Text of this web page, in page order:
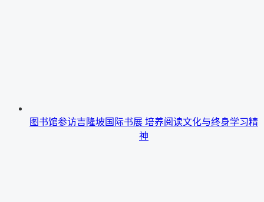
图书馆参访吉隆坡国际书展 培养阅读文化与终身学习精
神